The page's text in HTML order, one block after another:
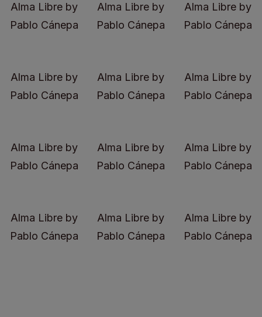
Alma Libre by
Pablo Cánepa
Alma Libre by
Pablo Cánepa
Alma Libre by
Pablo Cánepa
Alma Libre by
Pablo Cánepa
Alma Libre by
Pablo Cánepa
Alma Libre by
Pablo Cánepa
Alma Libre by
Pablo Cánepa
Alma Libre by
Pablo Cánepa
Alma Libre by
Pablo Cánepa
Alma Libre by
Pablo Cánepa
Alma Libre by
Pablo Cánepa
Alma Libre by
Pablo Cánepa